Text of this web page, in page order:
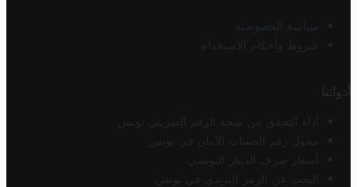
سياسة الخصوصية
شروط وأحكام الاستخدام
أدواتنا
أداة التحقق من صحة الرقم الضريبي تونس
محول رقم الحساب الآيبان في تونس
أسعار صرف الدينار التونسي
البحث عن الرمز البريدي في تونس